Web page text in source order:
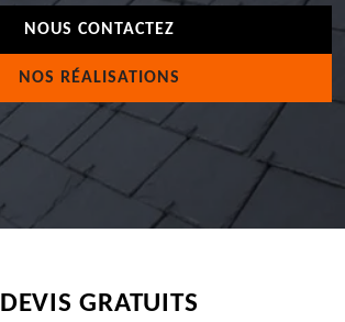
NOUS CONTACTEZ
NOS RÉALISATIONS
DEVIS GRATUITS